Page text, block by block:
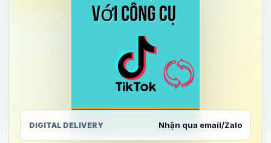
DIGITAL DELIVERY Nhận qua email/Zalo